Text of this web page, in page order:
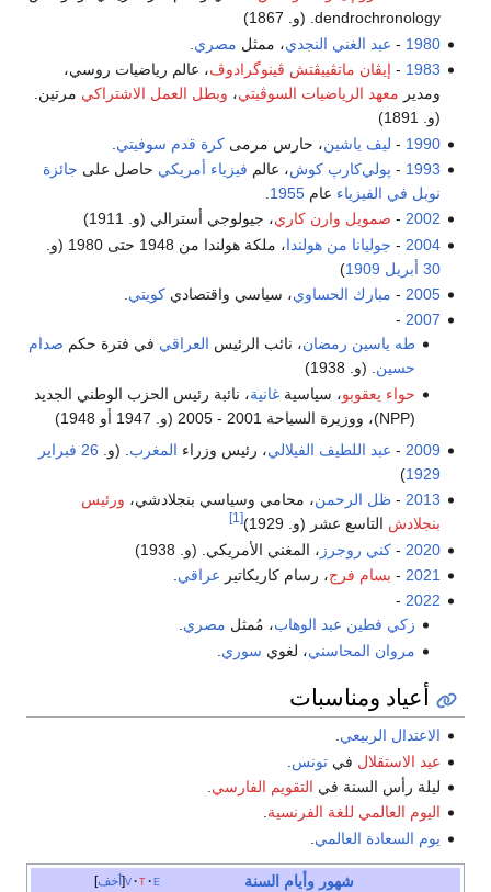
dendrochronology. (و. 1867)
1980
- عبد الغني النجدي، ممثل مصري
1983
- إيڤان ماتڤييڤتش ڤينوگرادوڤ، عالم رياضيات روسي،
ومدير معهد الرياضيات السوڤيتي، وبطل العمل الاشتراكي مرتين.
(و. 1891)
1990
- ليف ياشين، حارس مرمىكرة قدم سوفيتي
1993
- پولي‌كارپ كوش، عالم فيزياء أمريكي حاصل على جائزة
نوبل في الفيزياء عام1955
2002
- صمويل وارن كاري، جيولوجي أسترالي (و. 1911)
2004
- جوليانا من هولندا، ملكة هولندا من 1948 حتى 1980 (و.
30 أبريل
1909
)
2005
- مبارك الحساوي، سياسي واقتصاديكويتي
2007
-
طه ياسين رمضان، نائب الرئيس العراقي في فترة حكم صدام
حسين. (و. 1938)
حواء يعقوبو، سياسية غانية، نائبة رئيس الحزب الوطني الجديد
(NPP)، ووزيرة السياحة 2001 - 2005 (و. 1947 أو 1948)
2009
- عبد اللطيف الفيلالي، رئيس وزراء المغرب . (و. 26 فبراير
1929
)
2013
-ظل الرحمن، محامي وسياسي بنجلادشي، ورئيس
بنجلادش التاسع عشر (و. 1929) [1]
2020
-كني روجرز ، المغني الأمريكي. (و. 1938)
2021
- بسام فرج، رسام كاريكاتير عراقي
2022
-
زكي فطين عبد الوهاب، مُمثل مصري.
مروان المحاسني، لغوي سوري
أعياد ومناسبات
الاعتدال الربيعي
عيد الاستقلال فيتونس
ليلة رأس السنة في التقويم الفارسي
اليوم العالمي للغة الفرنسية.
يوم السعادة العالمي
أخف v t e شهور وأيام السنة